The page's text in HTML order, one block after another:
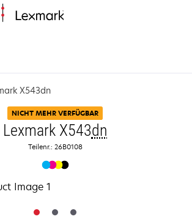
X543dn
NICHT MEHR VERFÜGBAR
Lexmark X543dn
Teilenr.: 26B0108